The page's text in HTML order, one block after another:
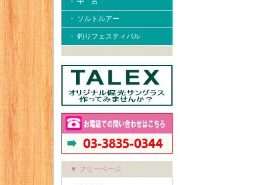
・ ソルトルアー
・ 釣りフェスティバル
▼ フリーページ